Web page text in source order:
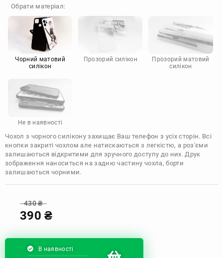
Google
Doogee
Infinix
Sony
Motorola
Обрати матеріал:
Чорний матовий
силікон
Прозорий силікон
Прозорий матовий
силікон
Не в наявності
Чохол з чорного силікону захищає Ваш телефон з усіх сторін. Всі
кнопки закриті чохлом але натискаються з легкістю, а роз'єми
залишаються відкритими для зручного доступу до них. Друк
зображення наноситься на задню частину чохла, борти
залишаються чорними.
430₴
390₴
В наявності